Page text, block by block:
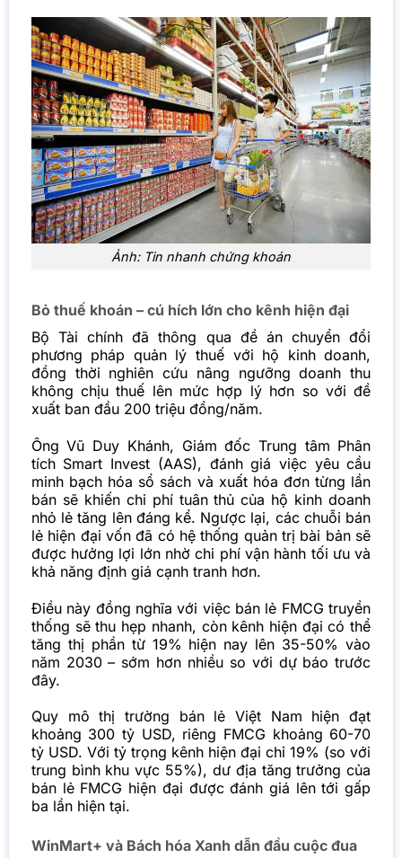
Ảnh: Tin nhanh chứng khoán
Bỏ thuế khoán – cú hích lớn cho kênh hiện đại
Bộ Tài chính đã thông qua đề án chuyển đổi
phương pháp quản lý thuế với hộ kinh doanh,
đồng thời nghiên cứu nâng ngưỡng doanh thu
không chịu thuế lên mức hợp lý hơn so với đề
xuất ban đầu 200 triệu đồng/năm.
Ông Vũ Duy Khánh, Giám đốc Trung tâm Phân
tích Smart Invest (AAS), đánh giá việc yêu cầu
minh bạch hóa sổ sách và xuất hóa đơn từng lần
bán sẽ khiến chi phí tuân thủ của hộ kinh doanh
nhỏ lẻ tăng lên đáng kể. Ngược lại, các chuỗi bán
lẻ hiện đại vốn đã có hệ thống quản trị bài bản sẽ
được hưởng lợi lớn nhờ chi phí vận hành tối ưu và
khả năng định giá cạnh tranh hơn.
Điều này đồng nghĩa với việc bán lẻ FMCG truyền
thống sẽ thu hẹp nhanh, còn kênh hiện đại có thể
tăng thị phần từ 19% hiện nay lên 35-50% vào
năm 2030 – sớm hơn nhiều so với dự báo trước
đây.
Quy mô thị trường bán lẻ Việt Nam hiện đạt
khoảng 300 tỷ USD, riêng FMCG khoảng 60-70
tỷ USD. Với tỷ trọng kênh hiện đại chỉ 19% (so với
trung bình khu vực 55%), dư địa tăng trưởng của
bán lẻ FMCG hiện đại được đánh giá lên tới gấp
ba lần hiện tại.
WinMart+ và Bách hóa Xanh dẫn đầu cuộc đua